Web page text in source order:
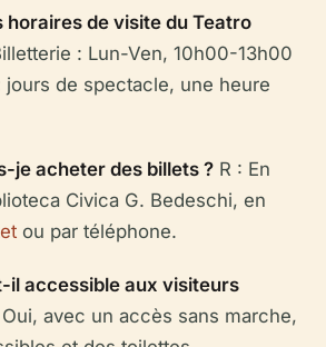
horaires de visite du Teatro
: Lun-Ven, 10h00-13h00
jours de spectacle, une heure
je acheter des billets ? R : En
Civica G. Bedeschi, en
ou par téléphone.
il accessible aux visiteurs
Oui, avec un accès sans marche,